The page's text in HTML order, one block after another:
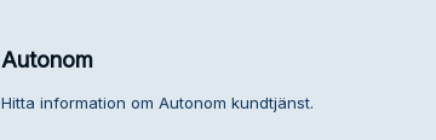
Autonom
Hitta information om Autonom kundtjänst.